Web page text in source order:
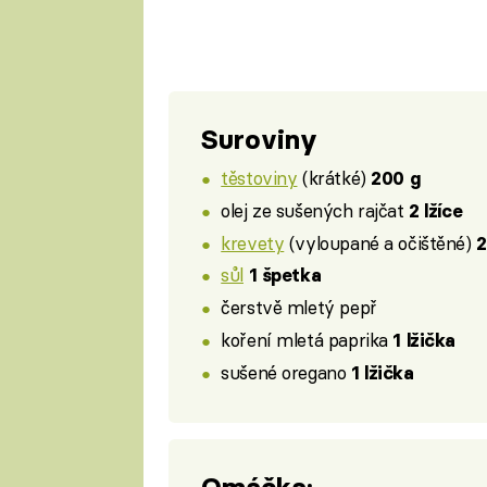
Suroviny
těstoviny (krátké) 200 g
olej ze sušených rajčat 2 lžíce
krevety (vyloupané a očištěné)
sůl 1 špetka
čerstvě mletý pepř
koření mletá paprika 1 lžička
sušené oregano 1 lžička